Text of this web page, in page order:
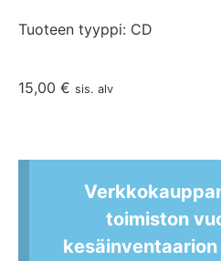
Tuoteen tyyppi: CD
15,00 € sis. alv
toimiston
kesäinventaarion